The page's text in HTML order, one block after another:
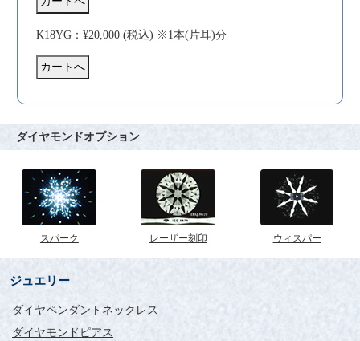
K18YG：¥20,000 (税込) ※1本(片耳)分
ダイヤモンドオプション
スパーク レーザー刻印 ウィスパー
ジュエリー
ダイヤペンダントネックレス
ダイヤモンドピアス